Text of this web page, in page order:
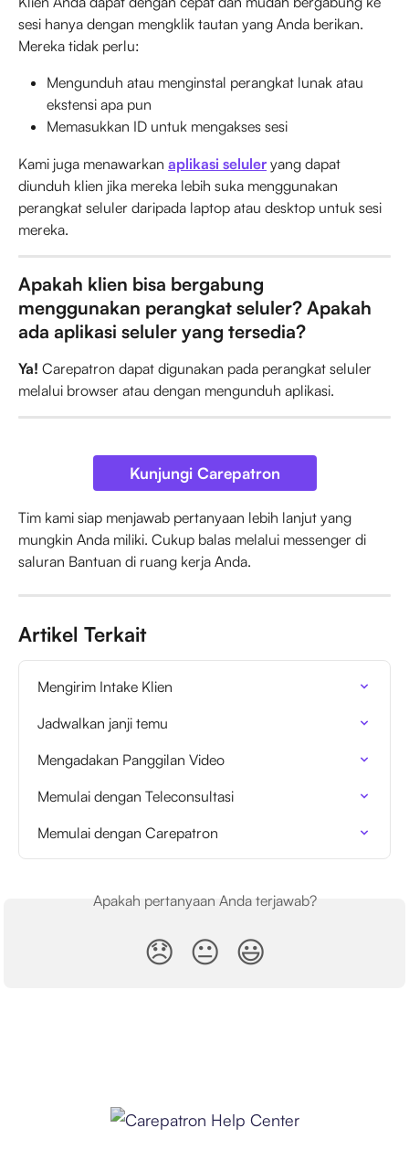
sesi hanya dengan mengklik tautan yang Anda berikan.
Mereka tidak perlu:
Mengunduh atau menginstal perangkat lunak atau
ekstensi apa pun
Memasukkan ID untuk mengakses sesi
Kami juga menawarkan aplikasi seluler yang dapat
diunduh klien jika mereka lebih suka menggunakan
perangkat seluler daripada laptop atau desktop untuk sesi
mereka.
Apakah klien bisa bergabung
menggunakan perangkat seluler? Apakah
ada aplikasi seluler yang tersedia?
Ya! Carepatron dapat digunakan pada perangkat seluler
melalui browser atau dengan mengunduh aplikasi.
Kunjungi Carepatron
Tim kami siap menjawab pertanyaan lebih lanjut yang
mungkin Anda miliki. Cukup balas melalui messenger di
saluran Bantuan di ruang kerja Anda.
Artikel Terkait
Mengirim Intake Klien
Jadwalkan janji temu
Mengadakan Panggilan Video
Memulai dengan Teleconsultasi
Memulai dengan Carepatron
Apakah pertanyaan Anda terjawab?
😞 😐 😃